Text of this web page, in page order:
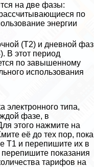
на две фазы:
по
энергии
(Т2) и дневной фаз
В этот период
по завышенному
использования
электронного типа,
фазе, в
этого нажмите на
её до тех пор, пока
Т1 и перепишите их в
показания
тарифов на